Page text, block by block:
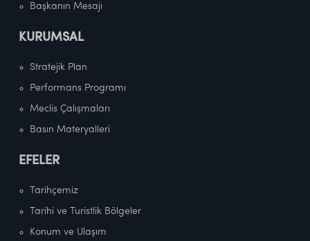
Başkanın Mesajı
KURUMSAL
Stratejik Plan
Performans Programı
Meclis Çalışmaları
Basın Materyalleri
EFELER
Tarihçemiz
Tarihi ve Turistlik Bölgeler
Konum ve Ulaşım